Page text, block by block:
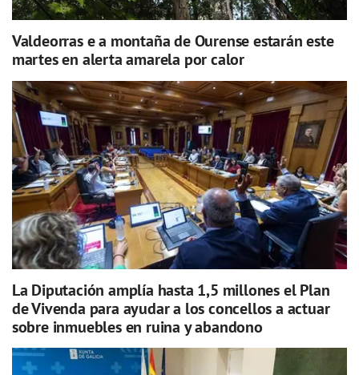
Valdeorras e a montaña de Ourense estarán este
martes en alerta amarela por calor
La Diputación amplía hasta 1,5 millones el Plan
de Vivenda para ayudar a los concellos a actuar
sobre inmuebles en ruina y abandono